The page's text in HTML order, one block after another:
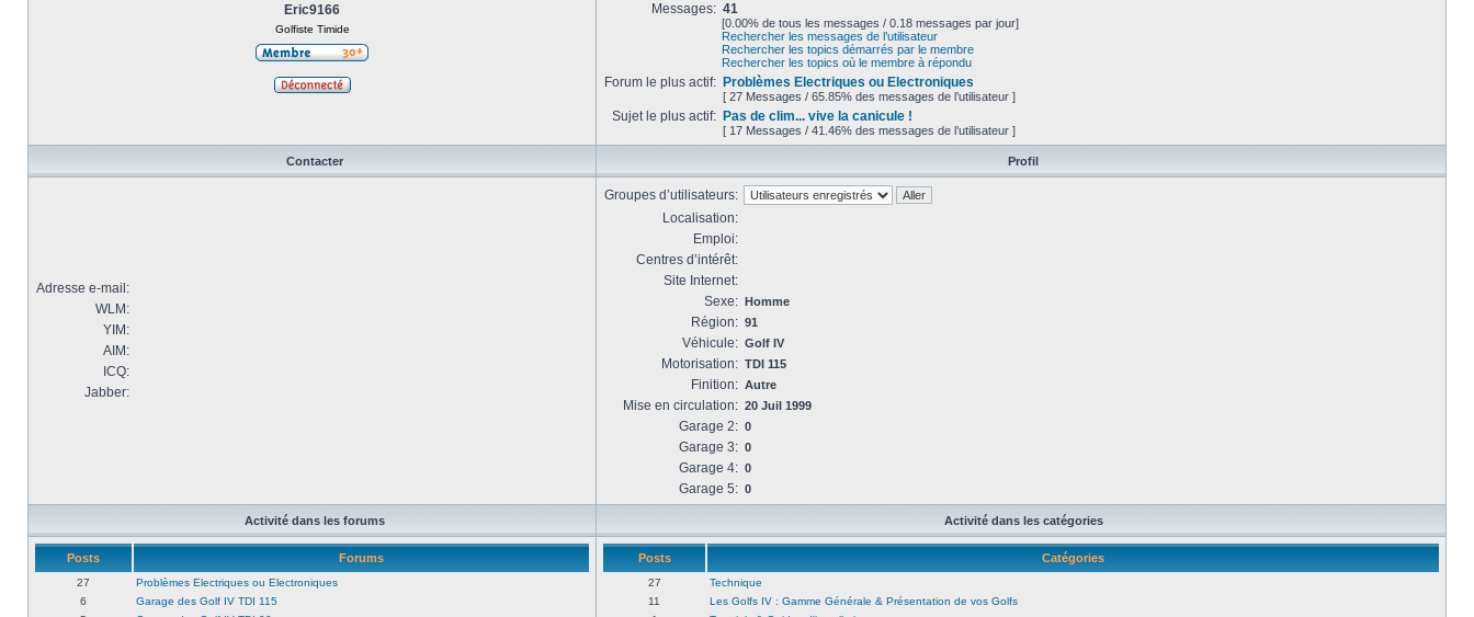
Eric9166
Golfiste Timide
Messages: 41
[0.00% de tous les messages / 0.18 messages par jour]
Rechercher les messages de l’utilisateur
Rechercher les topics démarrés par le membre
Rechercher les topics où le membre à répondu
Forum le plus actif: Problèmes Electriques ou Electroniques
[ 27 Messages / 65.85% des messages de l’utilisateur ]
Sujet le plus actif: Pas de clim... vive la canicule !
[ 17 Messages / 41.46% des messages de l’utilisateur ]
Contacter Profil
Adresse e-mail:
WLM:
YIM:
AIM:
ICQ:
Jabber:
Groupes d’utilisateurs:
Localisation:
Emploi:
Centres d’intérêt:
Site Internet:
Sexe: Homme
Région: 91
Véhicule: Golf IV
Motorisation: TDI 115
Finition: Autre
Mise en circulation: 20 Juil 1999
Garage 2: 0
Garage 3: 0
Garage 4: 0
Garage 5: 0
Activité dans les forums Activité dans les catégories
Posts Forums
27
Problèmes Electriques ou Electroniques
6
Garage des Golf IV TDI 115
Posts Catégories
27
Technique
11
Les Golfs IV : Gamme Générale & Présentation de vos Golfs